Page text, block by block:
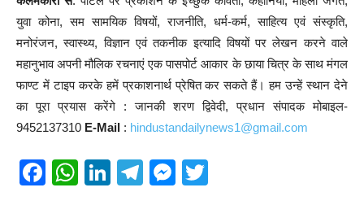
युवा कोना, सम सामयिक विषयों, राजनीति, धर्म-कर्म, साहित्य एवं संस्कृति,
मनोरंजन, स्वास्थ्य, विज्ञान एवं तकनीक इत्यादि विषयों पर लेखन करने वाले
महानुभाव अपनी मौलिक रचनाएं एक पासपोर्ट आकार के छाया चित्र के साथ मंगल
फाण्ट में टाइप करके हमें प्रकाशनार्थ प्रेषित कर सकते हैं। हम उन्हें स्थान देने
का पूरा प्रयास करेंगे : जानकी शरण द्विवेदी, प्रधान संपादक मोबाइल-
9452137310 E-Mail : hindustandailynews1@gmail.com
F
W Li
T
M